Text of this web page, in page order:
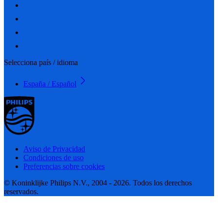
Selecciona país / idioma
España / Español
Aviso de Privacidad
Condiciones de uso
Preferencias sobre cookies
© Koninklijke Philips N.V., 2004 - 2026. Todos los derechos
reservados.